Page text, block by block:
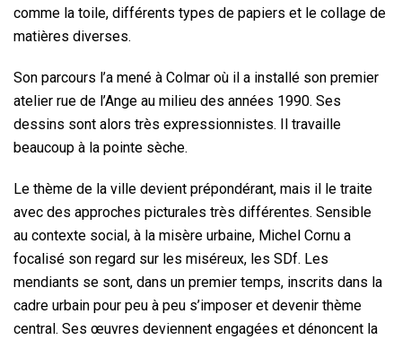
comme la toile, différents types de papiers et le collage de
matières diverses.
Son parcours l’a mené à Colmar où il a installé son premier
atelier rue de l’Ange au milieu des années 1990. Ses
dessins sont alors très expressionnistes. Il travaille
beaucoup à la pointe sèche.
Le thème de la ville devient prépondérant, mais il le traite
avec des approches picturales très différentes. Sensible
au contexte social, à la misère urbaine, Michel Cornu a
focalisé son regard sur les miséreux, les SDf. Les
mendiants se sont, dans un premier temps, inscrits dans la
cadre urbain pour peu à peu s’imposer et devenir thème
central. Ses œuvres deviennent engagées et dénoncent la